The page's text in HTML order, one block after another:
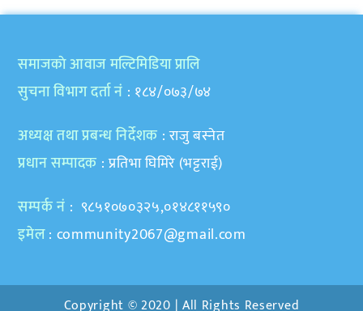
समाजकाे आवाज मल्टिमिडिया प्रालि
सुचना विभाग दर्ता नं : १८४/०७३/७४
अध्यक्ष तथा प्रबन्ध निर्देशक : राजु बस्नेत
प्रधान सम्पादक : प्रतिभा घिमिरे (भट्टराई)
सम्पर्क नं : ९८५१०७०३२५,०१४८११५९०
इमेल: community2067@gmail.com
Copyright © 2020 | All Rights Reserved